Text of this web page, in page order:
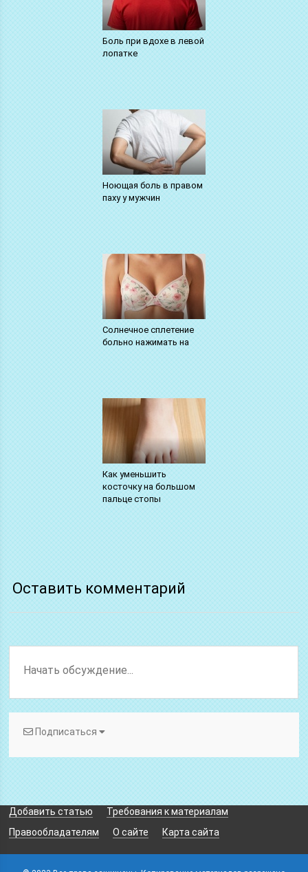
Боль при вдохе в левой
лопатке
Ноющая боль в правом
паху у мужчин
Солнечное сплетение
больно нажимать на
Как уменьшить
косточку на большом
пальце стопы
Оставить комментарий
Подписаться
Добавить статью
Требования к материалам
Правообладателям
О сайте Карта сайта